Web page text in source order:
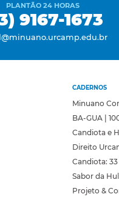
PLANTÃO 24 HORAS
9167-1673
CADERNOS
Minuano
BA-GUA |
Candiota e
Direito
Candiota:
Sabor da
Projeto &